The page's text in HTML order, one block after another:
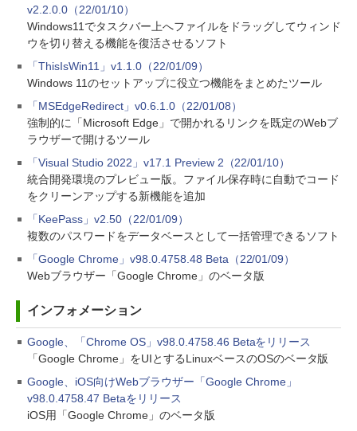
v2.2.0.0（22/01/10）
Windows11でタスクバー上へファイルをドラッグしてウィンド
ウを切り替える機能を復活させるソフト
「ThisIsWin11」v1.1.0（22/01/09）
Windows 11のセットアップに役立つ機能をまとめたツール
「MSEdgeRedirect」v0.6.1.0（22/01/08）
強制的に「Microsoft Edge」で開かれるリンクを既定のWebブ
ラウザーで開けるツール
「Visual Studio 2022」v17.1 Preview 2（22/01/10）
統合開発環境のプレビュー版。ファイル保存時に自動でコード
をクリーンアップする新機能を追加
「KeePass」v2.50（22/01/09）
複数のパスワードをデータベースとして一括管理できるソフト
「Google Chrome」v98.0.4758.48 Beta（22/01/09）
Webブラウザー「Google Chrome」のベータ版
インフォメーション
Google、「Chrome OS」v98.0.4758.46 Betaをリリース
「Google Chrome」をUIとするLinuxベースのOSのベータ版
Google、iOS向けWebブラウザー「Google Chrome」
v98.0.4758.47 Betaをリリース
iOS用「Google Chrome」のベータ版